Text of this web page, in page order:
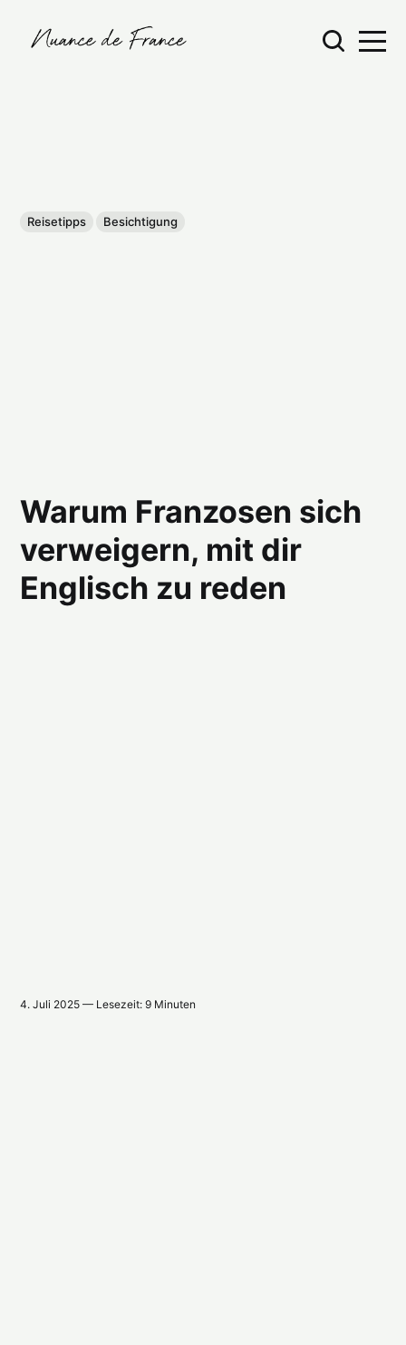
Reisetipps Besichtigung
Warum Franzosen sich
verweigern, mit dir
Englisch zu reden
4. Juli 2025 — Lesezeit: 9 Minuten